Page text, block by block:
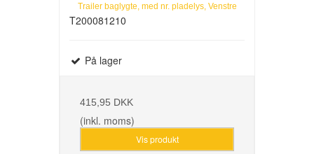
Trailer baglygte, med nr. pladelys, Venstre
T200081210
På lager
415,95 DKK
(inkl. moms)
Vis produkt